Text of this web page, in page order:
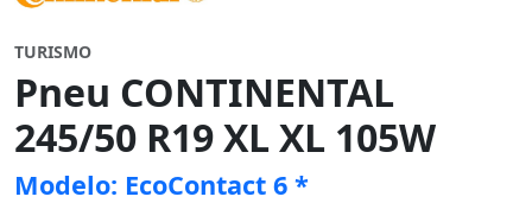
TURISMO
Pneu CONTINENTAL
245/50 R19 XL XL 105W
Modelo: EcoContact 6 *